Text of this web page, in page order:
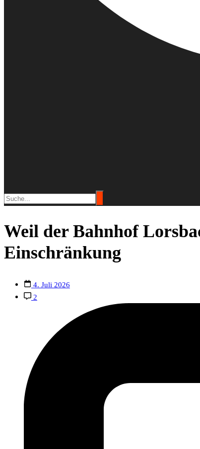
Weil der Bahnhof
Einschränkung
4. Juli 2026
2